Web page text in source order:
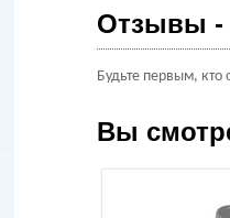
Отзывы
Будьте первым, кто
Вы